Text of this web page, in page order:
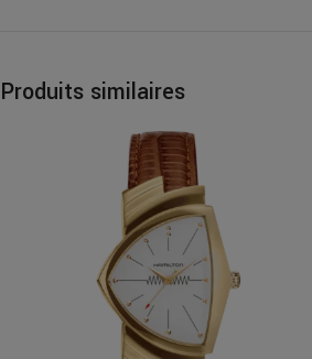
Produits similaires